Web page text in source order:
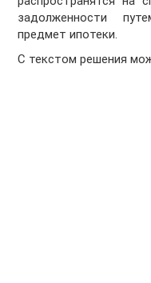
задолженности
предмет ипотеки.
С текстом решения